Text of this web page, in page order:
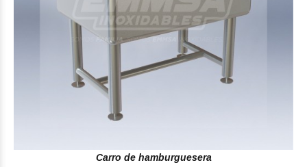
Carro de hamburguesera